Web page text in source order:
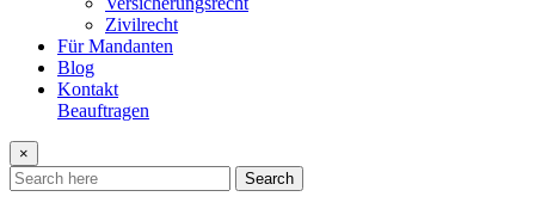
Zivilrecht
Für Mandanten
Blog
Kontakt
Beauftragen
×
Search